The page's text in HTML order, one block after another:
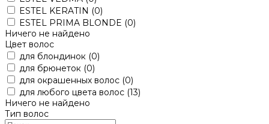
ESTEL KERATIN (0)
ESTEL PRIMA BLONDE (0)
Ничего не найдено
Цвет волос
для блондинок (0)
для брюнеток (0)
для окрашенных волос (0)
для любого цвета волос (13)
Ничего не найдено
Тип волос